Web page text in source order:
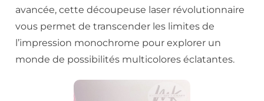
avancée, cette découpeuse laser révolutionnaire
vous permet de transcender les limites de
l’impression monochrome pour explorer un
monde de possibilités multicolores éclatantes.